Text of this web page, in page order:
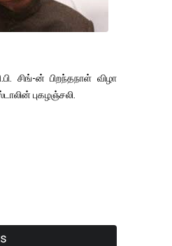
சிங்-ன் பிறந்தநாள் விழா
புகழஞ்சலி.